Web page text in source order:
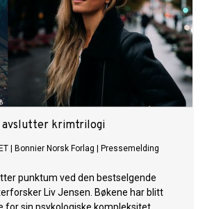
avslutter krimtrilogi
Bonnier Norsk Forlag Pressemelding
punktum ved den bestselgende
Liv Jensen. Bøkene har blitt